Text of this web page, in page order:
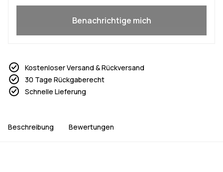
Benachrichtige mich
Kostenloser Versand & Rückversand
30 Tage Rückgaberecht
Schnelle Lieferung
Beschreibung Bewertungen